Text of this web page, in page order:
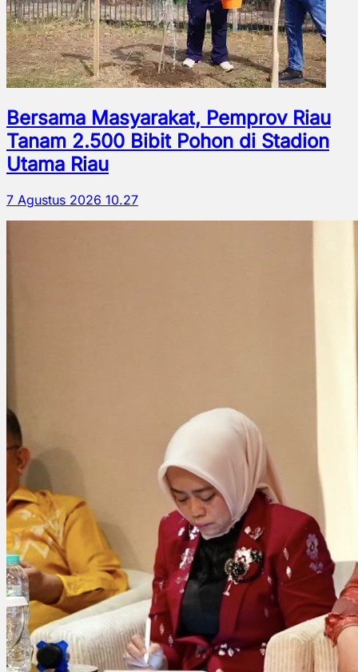
Bersama Masyarakat, Pemprov Riau
Tanam 2.500 Bibit Pohon di Stadion
Utama Riau
7 Agustus 2026 10.27